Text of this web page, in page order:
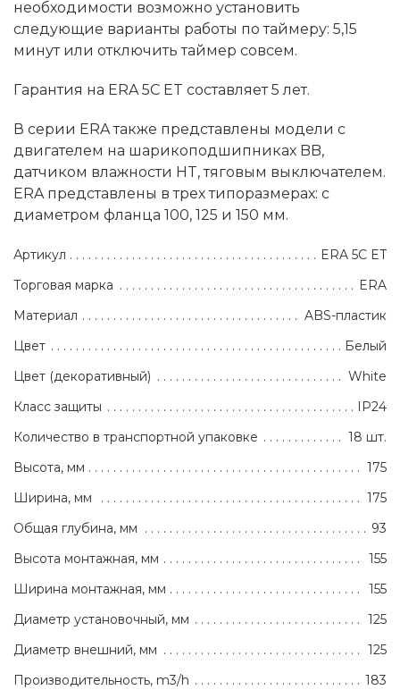
необходимости возможно установить
следующие варианты работы по таймеру: 5,15
минут или отключить таймер совсем.
Гарантия на ERA 5C ET составляет 5 лет.
В серии ERA также представлены модели с
двигателем на шарикоподшипниках BB,
датчиком влажности HT, тяговым выключателем.
ERA представлены в трех типоразмерах: с
диаметром фланца 100, 125 и 150 мм.
Артикул
ERA 5C ET
Торговая марка
ERA
Материал
ABS-пластик
Цвет
Белый
Цвет (декоративный)
White
Класс защиты
IP24
Количество в транспортной упаковке
18 шт.
Высота, мм
175
Ширина, мм
175
Общая глубина, мм
93
Высота монтажная, мм
155
Ширина монтажная, мм
155
Диаметр установочный, мм
125
Диаметр внешний, мм
125
Производительность, m3/h
183